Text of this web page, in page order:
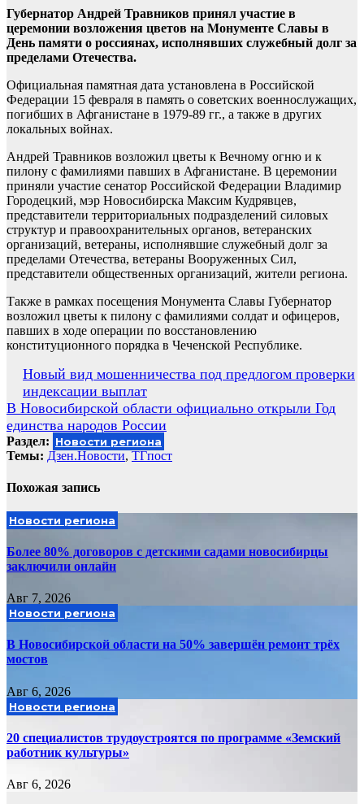
Губернатор Андрей Травников принял участие в
церемонии возложения цветов на Монументе Славы в
День памяти о россиянах, исполнявших служебный долг за
пределами Отечества.
Официальная памятная дата установлена в Российской
Федерации 15 февраля в память о советских военнослужащих,
погибших в Афганистане в 1979-89 гг., а также в других
локальных войнах.
Андрей Травников возложил цветы к Вечному огню и к
пилону с фамилиями павших в Афганистане. В церемонии
приняли участие сенатор Российской Федерации Владимир
Городецкий, мэр Новосибирска Максим Кудрявцев,
представители территориальных подразделений силовых
структур и правоохранительных органов, ветеранских
организаций, ветераны, исполнявшие служебный долг за
пределами Отечества, ветераны Вооруженных Сил,
представители общественных организаций, жители региона.
Также в рамках посещения Монумента Славы Губернатор
возложил цветы к пилону с фамилиями солдат и офицеров,
павших в ходе операции по восстановлению
конституционного порядка в Чеченской Республике.
Навигация
по
записям
Новый вид мошенничества под предлогом проверки
индексации выплат
В Новосибирской области официально открыли Год
единства народов России
Раздел: Новости региона
Темы: Дзен.Новости, ТГпост
Похожая запись
Новости региона
Более 80% договоров с детскими садами новосибирцы
заключили онлайн
Авг 7, 2026
Новости региона
В Новосибирской области на 50% завершён ремонт трёх
мостов
Авг 6, 2026
Новости региона
20 специалистов трудоустроятся по программе «Земский
работник культуры»
Авг 6, 2026